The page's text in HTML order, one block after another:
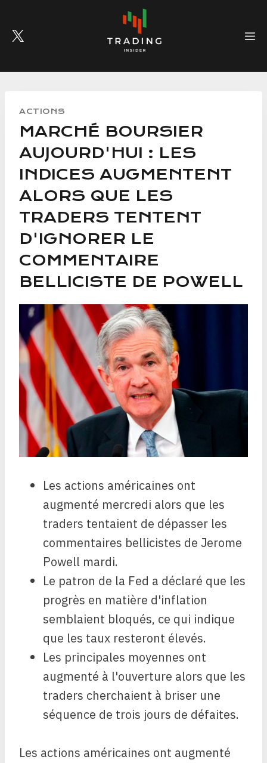
content
ACTIONS
MARCHÉ BOURSIER
AUJOURD'HUI : LES
INDICES AUGMENTENT
ALORS QUE LES
TRADERS TENTENT
D'IGNORER LE
COMMENTAIRE
BELLICISTE DE POWELL
Les actions américaines ont
augmenté mercredi alors que les
traders tentaient de dépasser les
commentaires bellicistes de Jerome
Powell mardi.
Le patron de la Fed a déclaré que les
progrès en matière d'inflation
semblaient bloqués, ce qui indique
que les taux resteront élevés.
Les principales moyennes ont
augmenté à l'ouverture alors que les
traders cherchaient à briser une
séquence de trois jours de défaites.
Les actions américaines ont augmenté